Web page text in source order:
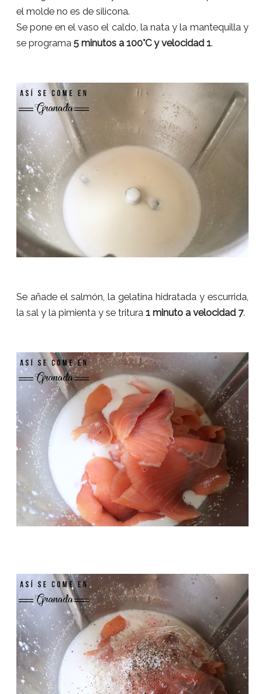
el molde no es de silicona.
Se pone en el vaso el caldo, la nata y la mantequilla y
se programa5 minutos a 100°C y velocidad 1.
Se añade el salmón, la gelatina hidratada y escurrida,
la sal y la pimienta y se tritura1 minuto a velocidad 7.